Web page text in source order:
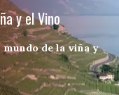
y el Vino
de la viña y